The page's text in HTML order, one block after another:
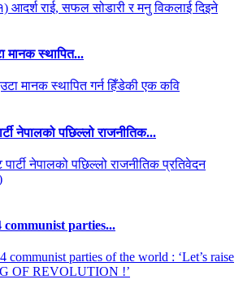
मानक स्थापित...
नेपालको पछिल्लो राजनीतिक...
communist parties...